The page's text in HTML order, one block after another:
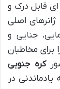
قابل درک و
اصلی
جنایی و
برای مخاطبان
کره جنوبی
در